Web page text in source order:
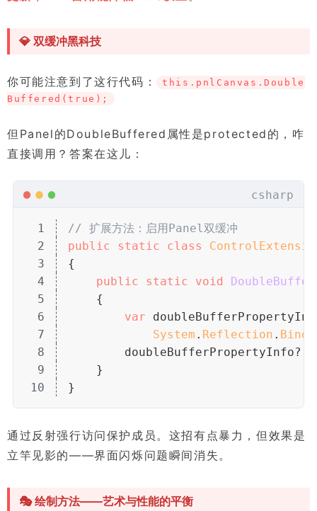
💎 双缓冲黑科技
你可能注意到了这行代码：
this.pnlCanvas.Double
Buffered(true);
但Panel的DoubleBuffered属性是protected的，咋
直接调用？答案在这儿：
csharp
1
// 扩展方法：启用Panel双缓冲
2
public static class
3
{
4
public static void
5
{
6
var
7
System . Reflection .
8
doubleBufferPropertyInfo?.
9
}
10
}
通过反射强行访问保护成员。这招有点暴力，但效果是
立竿见影的——界面闪烁问题瞬间消失。
🎭 绘制方法——艺术与性能的平衡